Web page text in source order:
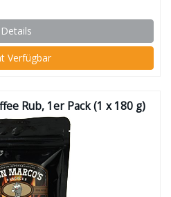
Details
Verfügbar
Rub, 1er Pack (1 x 180 g)